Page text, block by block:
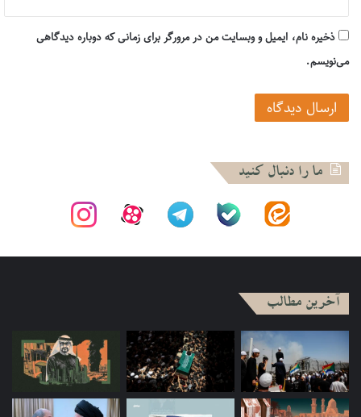
گونه که ابن عربی مطرح کرده، پیداست که با مذاق ابن تیمیه و نیز
مشایخ سلف منافات وجود دارد. (ص ۲۳۶-۲۳۷.)مسأله«ولایت»را
نخست حکیم ترمذی مورد بحث قرار داده؛امّا غلّو در این معنا از ابن
بالاخره مشایخ سلف صوفیه و سلفیه و ابن تیمیه، برآنند که محبت
اهل بیت و احترام به عموم صحابه- بی‏آنکه هیچیک از یاران و
است و در این مسأله با شیعه(و یا به تعبیر ابن تیمیه و سلفیه:با
النبویه را علیه شیعیان نوشت.
استناد می‏کنند)زیارت شرعیه قبور را رد نمی‏کند؛و حتی زیارت پیغمبر-
می‏انگارد.بدین گونه در این کتاب، ما با چهره‏ای از ابن تیمیه آشنا
می‏شویم که قدری متفاوت با تصویری است که از او در اذهان داریم.
منابع (نشریه):
آیینه پژوهش ۱۳۷۰ شماره ۹
ذخیره نام، ایمیل و وبسایت من در مرورگر برای زمانی که دوباره دیدگاهی
می‌نویسم.
ما را دنبال کنید
آخرین مطالب